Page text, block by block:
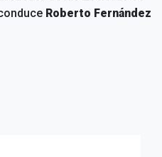
Roberto Fernández